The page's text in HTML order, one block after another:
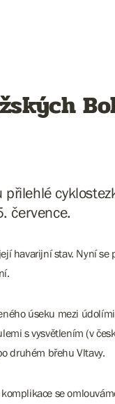
července.
havarijní stav. Nyní
úseku mezi
s vysvětlením (v
druhém břehu Vltavy.
se